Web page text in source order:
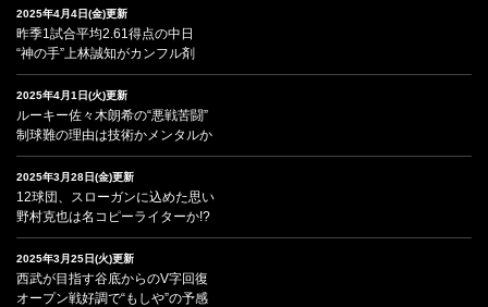
2025年4月4日(金)更新
昨季1試合平均2.61得点の中日
“神の手”上林誠知がカンフル剤
2025年4月1日(火)更新
ルーキー佐々木朗希の“悪戦苦闘”
制球難の理由は技術かメンタルか
2025年3月28日(金)更新
12球団、スローガンに込めた思い
野村克也は名コピーライターか!?
2025年3月25日(火)更新
西武が目指す谷底からのV字回復
オープン戦好調で“もしや”の予感